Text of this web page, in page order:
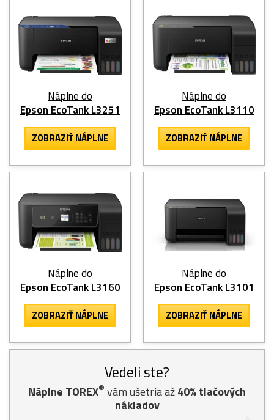
Náplne do
Epson EcoTank L3251
ZOBRAZIŤ NÁPLNE
Náplne do
Epson EcoTank L3110
ZOBRAZIŤ NÁPLNE
Náplne do
Epson EcoTank L3160
ZOBRAZIŤ NÁPLNE
Náplne do
Epson EcoTank L3101
ZOBRAZIŤ NÁPLNE
Vedeli ste?
Náplne TOREX® vám ušetria až40% tlačových
nákladov